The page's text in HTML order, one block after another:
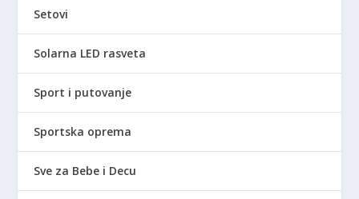
Setovi
Solarna LED rasveta
Sport i putovanje
Sportska oprema
Sve za Bebe i Decu